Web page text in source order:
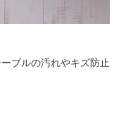
ブルの汚れやキズ防止